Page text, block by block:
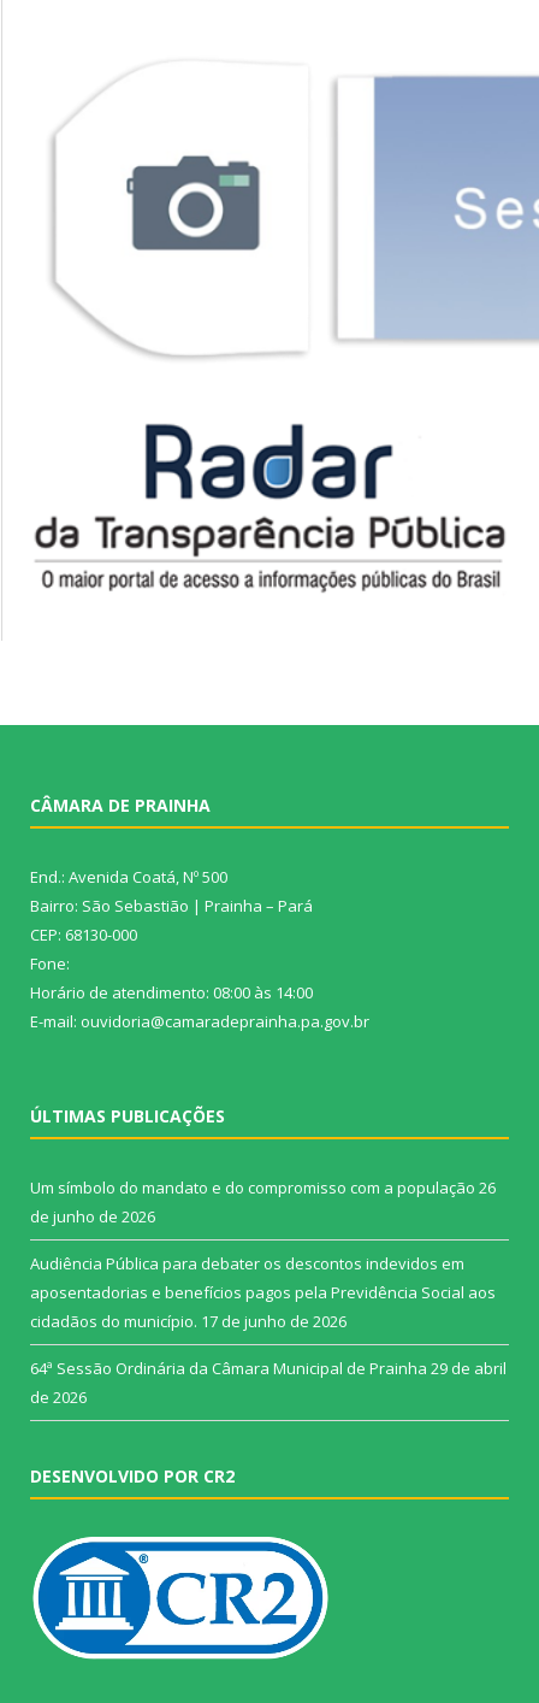
CÂMARA DE PRAINHA
End.: Avenida Coatá, Nº 500
Bairro: São Sebastião | Prainha – Pará
CEP: 68130-000
Fone:
Horário de atendimento: 08:00 às 14:00
E-mail: ouvidoria@camaradeprainha.pa.gov.br
ÚLTIMAS PUBLICAÇÕES
Um símbolo do mandato e do compromisso com a população 26
de junho de 2026
Audiência Pública para debater os descontos indevidos em
aposentadorias e benefícios pagos pela Previdência Social aos
cidadãos do município. 17 de junho de 2026
64ª Sessão Ordinária da Câmara Municipal de Prainha 29 de abril
de 2026
DESENVOLVIDO POR CR2